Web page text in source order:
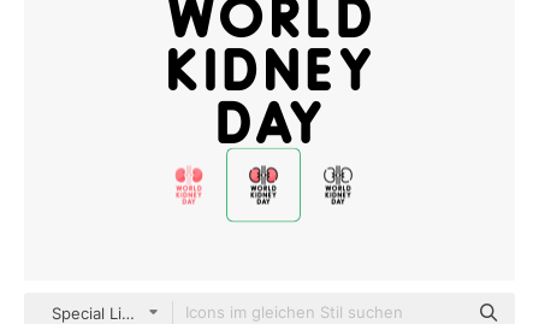
Special Lineal color